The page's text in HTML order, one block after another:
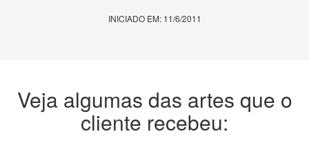
INICIADO EM: 11/6/2011
Veja algumas das artes que o
cliente recebeu: